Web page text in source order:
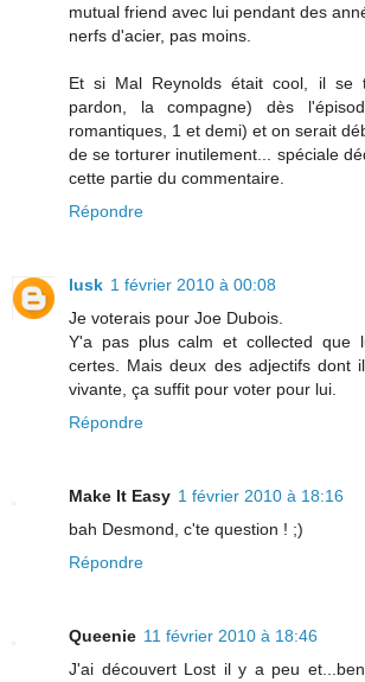
mutual friend avec lui pendant des
nerfs d'acier, pas moins.
Et si Mal Reynolds était cool, il se
pardon, la compagne) dès
romantiques, 1 et demi) et on serait
de se torturer inutilement... spéciale
cette partie du commentaire.
Répondre
lusk 1 février 2010 à 00:08
Je voterais pour Joe Dubois.
Y'a pas plus calm et collected que
certes. Mais deux des adjectifs dont
vivante, ça suffit pour voter pour lui.
Répondre
Make It Easy 1 février 2010 à 18:16
bah Desmond, c'te question ! ;)
Répondre
Queenie 11 février 2010 à 18:46
J'ai découvert Lost il y a peu